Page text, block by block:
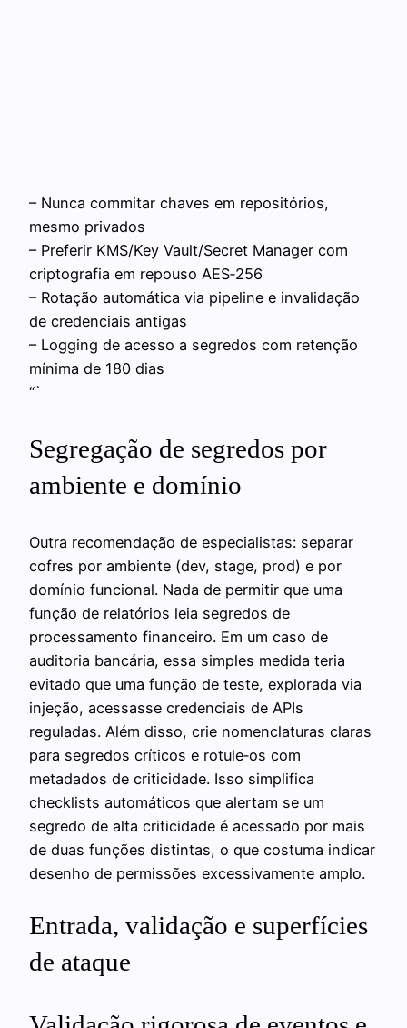
– Nunca commitar chaves em repositórios,
mesmo privados
– Preferir KMS/Key Vault/Secret Manager com
criptografia em repouso AES‑256
– Rotação automática via pipeline e invalidação
de credenciais antigas
– Logging de acesso a segredos com retenção
mínima de 180 dias
“`
Segregação de segredos por
ambiente e domínio
Outra recomendação de especialistas: separar
cofres por ambiente (dev, stage, prod) e por
domínio funcional. Nada de permitir que uma
função de relatórios leia segredos de
processamento financeiro. Em um caso de
auditoria bancária, essa simples medida teria
evitado que uma função de teste, explorada via
injeção, acessasse credenciais de APIs
reguladas. Além disso, crie nomenclaturas claras
para segredos críticos e rotule‑os com
metadados de criticidade. Isso simplifica
checklists automáticos que alertam se um
segredo de alta criticidade é acessado por mais
de duas funções distintas, o que costuma indicar
desenho de permissões excessivamente amplo.
Entrada, validação e superfícies
de ataque